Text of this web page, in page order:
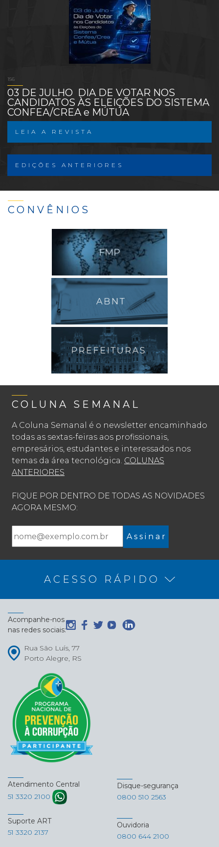
156
03 DE JULHO  DIA DE VOTAR NOS
CANDIDATOS ÀS ELEIÇÕES DO SISTEMA
CONFEA/CREA e MÚTUA
LEIA A REVISTA
EDIÇÕES ANTERIORES
CONVÊNIOS
COLUNA SEMANAL
A Coluna Semanal é o newsletter encaminhado
todas as sextas-feiras aos profissionais,
empresários, estudantes e interessados nos
temas da área tecnológica. COLUNAS
ANTERIORES
FIQUE POR DENTRO DE TODAS AS NOVIDADES
AGORA MESMO:
A s s i n a r
ACESSO RÁPIDO
Acompanhe-nos
nas redes sociais:
Rua São Luís, 77
Porto Alegre, RS
Atendimento Central
51 3320 2100
Disque-segurança
0800 510 2563
Suporte ART
51 3320 2137
Ouvidoria
0800 644 2100